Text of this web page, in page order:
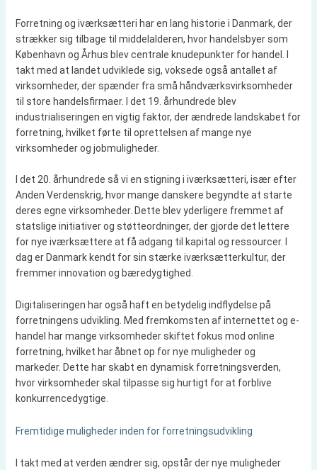
Forretning og iværksætteri har en lang historie i Danmark, der
strækker sig tilbage til middelalderen, hvor handelsbyer som
København og Århus blev centrale knudepunkter for handel. I
takt med at landet udviklede sig, voksede også antallet af
virksomheder, der spænder fra små håndværksvirksomheder
til store handelsfirmaer. I det 19. århundrede blev
industrialiseringen en vigtig faktor, der ændrede landskabet for
forretning, hvilket førte til oprettelsen af mange nye
virksomheder og jobmuligheder.
I det 20. århundrede så vi en stigning i iværksætteri, især efter
Anden Verdenskrig, hvor mange danskere begyndte at starte
deres egne virksomheder. Dette blev yderligere fremmet af
statslige initiativer og støtteordninger, der gjorde det lettere
for nye iværksættere at få adgang til kapital og ressourcer. I
dag er Danmark kendt for sin stærke iværksætterkultur, der
fremmer innovation og bæredygtighed.
Digitaliseringen har også haft en betydelig indflydelse på
forretningens udvikling. Med fremkomsten af internettet og e-
handel har mange virksomheder skiftet fokus mod online
forretning, hvilket har åbnet op for nye muligheder og
markeder. Dette har skabt en dynamisk forretningsverden,
hvor virksomheder skal tilpasse sig hurtigt for at forblive
konkurrencedygtige.
Fremtidige muligheder inden for forretningsudvikling
I takt med at verden ændrer sig, opstår der nye muligheder